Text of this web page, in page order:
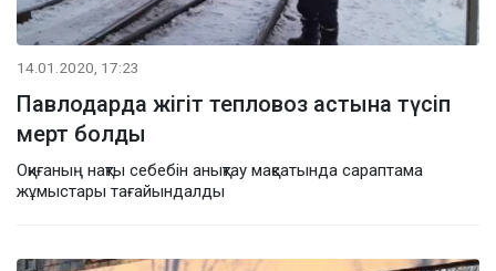
14.01.2020, 17:23
Павлодарда жігіт тепловоз астына түсіп
мерт болды
Оқиғаның нақты себебін анықтау мақсатында сараптама
жұмыстары тағайындалды